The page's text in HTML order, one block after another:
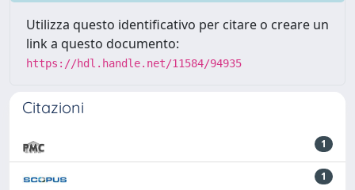
Utilizza questo identificativo per citare o creare un
link a questo documento:
https://hdl.handle.net/11584/94935
Citazioni
1
1